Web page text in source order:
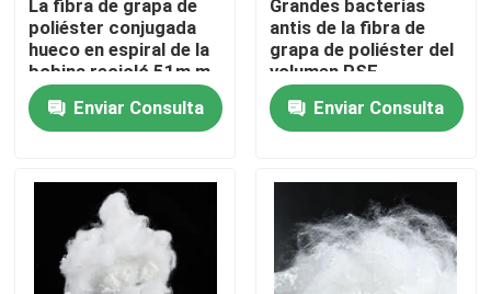
Contacto
Solicitar una cotización
Fibra discontinua de poliéster reciclado
Fibra cortada de polipropileno
La fibra de grapa de
poliéster conjugada
hueco en espiral de la
bobina recicló 51m m
Enviar Consulta
Grandes bacterias
antis de la fibra de
grapa de poliéster del
volumen PSF
respetuosas del medio
ambienteEnviar Consulta